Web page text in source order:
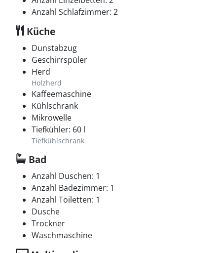
Anzahl Schlafzimmer: 2
Küche
Dunstabzug
Geschirrspüler
Herd
Holzherd
Kaffeemaschine
Kühlschrank
Mikrowelle
Tiefkühler: 60 l
Tiefkühlschrank
Bad
Anzahl Duschen: 1
Anzahl Badezimmer: 1
Anzahl Toiletten: 1
Dusche
Trockner
Waschmaschine